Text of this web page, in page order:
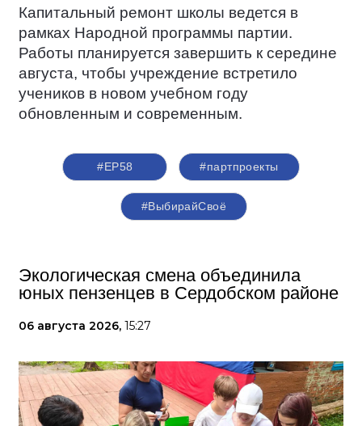
Капитальный ремонт школы ведется в
рамках Народной программы партии.
Работы планируется завершить к середине
августа, чтобы учреждение встретило
учеников в новом учебном году
обновленным и современным.
#ЕР58 #партпроекты
#ВыбирайСвоё
Экологическая смена объединила
юных пензенцев в Сердобском районе
06 августа 2026, 15:27